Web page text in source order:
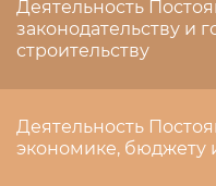
Деятельность
законодательству и
строительству
Деятельность
экономике, бюджету